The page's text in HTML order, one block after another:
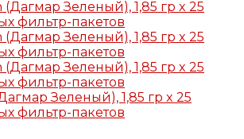
Зеленый), 1,85 гр x 25
фильтр-пакетов